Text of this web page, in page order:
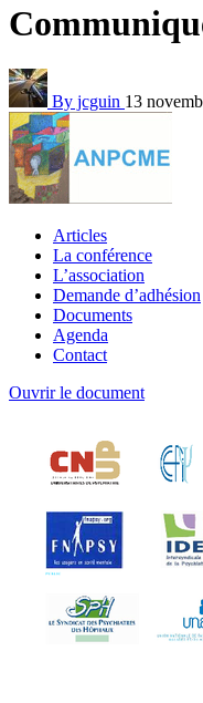
By jcguin 13
Articles
La conférence
L’association
Demande d’adhésion
Documents
Agenda
Contact
Ouvrir le document